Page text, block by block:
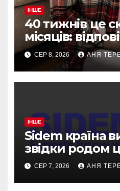
ІНШЕ
40 тижнів це
місяців:
вагітних і не
СЕР 8, 2026 АНЯ
ІНШЕ
Sidem країна
звідки родом
СЕР 7, 2026 АНЯ